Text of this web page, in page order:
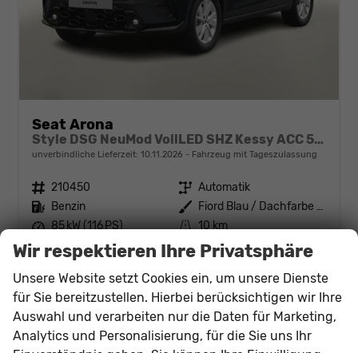
Seat Arona
Style DSG NeuMod VollLED SHZ Kessy ACC 5JG
unverbindliche Lieferzeit: 10.11.2026 Fahrzeug mit Tageszulassung
Fahrzeugnr. 210450 Getriebe Automatik
Kraftstoff Benzin Außenfarbe
Fiord Blau / Dachfarbe schwarz
Leistung 85 kW (116 PS) Kilometerstand 10 km
31.07.2026
24.231,– €
incl. 19% MwSt.
Details
Verbrauch kombiniert: 5,60 l/100km
2
CO -Emissionen: 126,00 g/km
Wir respektieren Ihre Privatsphäre
Unsere Website setzt Cookies ein, um unsere Dienste
für Sie bereitzustellen. Hierbei berücksichtigen wir Ihre
Auswahl und verarbeiten nur die Daten für Marketing,
Analytics und Personalisierung, für die Sie uns Ihr